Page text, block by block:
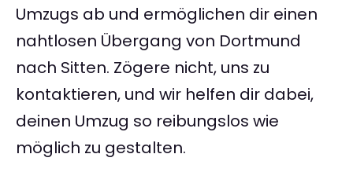
Umzugs ab und ermöglichen dir einen
nahtlosen Übergang von Dortmund
nach Sitten. Zögere nicht, uns zu
kontaktieren, und wir helfen dir dabei,
deinen Umzug so reibungslos wie
möglich zu gestalten.